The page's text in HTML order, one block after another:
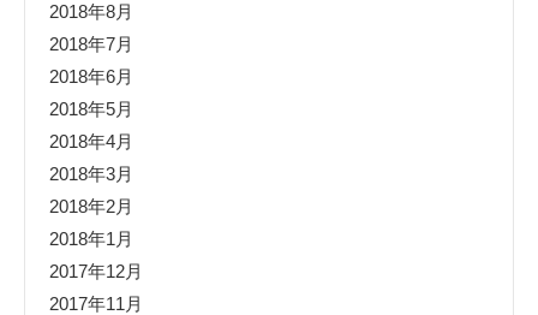
2018年8月
2018年7月
2018年6月
2018年5月
2018年4月
2018年3月
2018年2月
2018年1月
2017年12月
2017年11月